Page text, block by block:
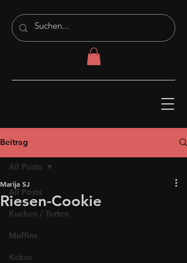
Beitrag
All Posts
Kuchen / Torten
Muffins
Kekse
All Posts
Riesen-Cookie
Marija SJ